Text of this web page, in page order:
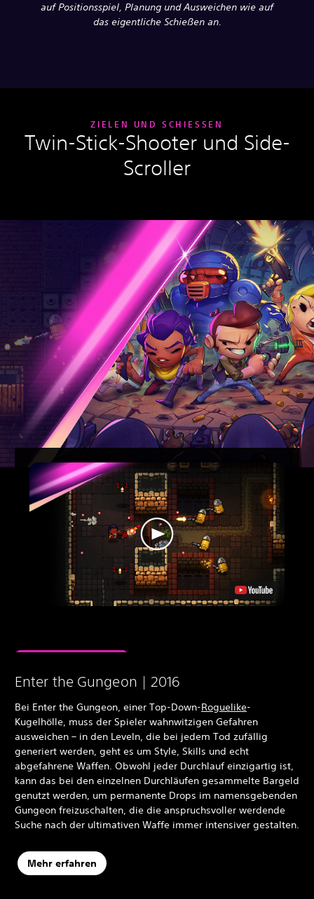
auf Positionsspiel, Planung und Ausweichen wie auf
das eigentliche Schießen an.
ZIELEN UND SCHIESSEN
Twin-Stick-Shooter und Side-
Scroller
Enter the Gungeon | 2016
Bei Enter the Gungeon, einer Top-Down-Roguelike-
Kugelhölle, muss der Spieler wahnwitzigen Gefahren
ausweichen – in den Leveln, die bei jedem Tod zufällig
generiert werden, geht es um Style, Skills und echt
abgefahrene Waffen. Obwohl jeder Durchlauf einzigartig ist,
kann das bei den einzelnen Durchläufen gesammelte Bargeld
genutzt werden, um permanente Drops im namensgebenden
Gungeon freizuschalten, die die anspruchsvoller werdende
Suche nach der ultimativen Waffe immer intensiver gestalten.
Mehr erfahren